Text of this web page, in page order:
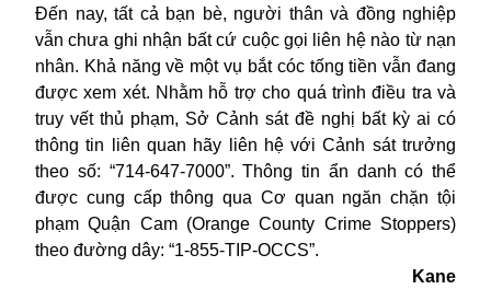
Đến nay, tất cả bạn bè, người thân và đồng nghiệp
vẫn chưa ghi nhận bất cứ cuộc gọi liên hệ nào từ nạn
nhân. Khả năng về một vụ bắt cóc tống tiền vẫn đang
được xem xét. Nhằm hỗ trợ cho quá trình điều tra và
truy vết thủ phạm, Sở Cảnh sát đề nghị bất kỳ ai có
thông tin liên quan hãy liên hệ vớiCảnh sáttrưởng
theo số: “714-647-7000”. Thông tin ẩn danh có thể
được cung cấp thông qua Cơ quan ngăn chặn tội
phạm Quận Cam (Orange County Crime Stoppers)
theo đường dây: “1-855-TIP-OCCS”.
Kane